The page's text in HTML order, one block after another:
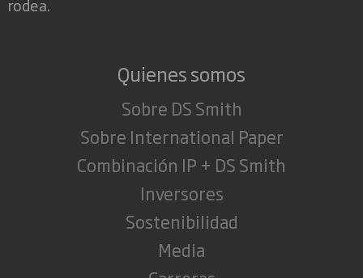
rodea.
Quienes somos
Sobre DS Smith
Sobre International Paper
Combinación IP + DS Smith
Inversores
Sostenibilidad
Media